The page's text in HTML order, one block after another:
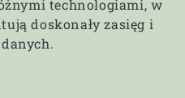
technologiami, w
doskonały zasięg i